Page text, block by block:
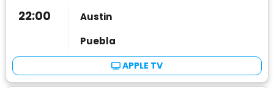
22:00
Austin
Puebla
APPLE TV